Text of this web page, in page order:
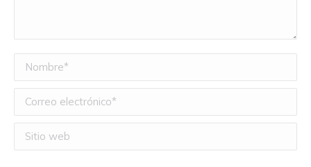
Nombre *
Correo electrónico *
Sitio web